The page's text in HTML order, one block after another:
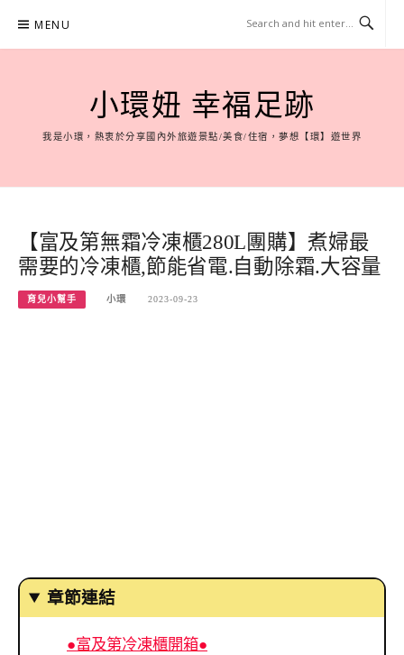
content
MENU
小環妞 幸福足跡
我是小環，熱衷於分享國內外旅遊景點/美食/住宿，夢想【環】遊世界
【富及第無霜冷凍櫃280L團購】煮婦最
需要的冷凍櫃,節能省電.自動除霜.大容量
育兒小幫手 小環 2023-09-23
章節連結
●富及第冷凍櫃開箱●